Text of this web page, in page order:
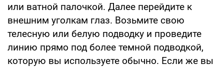
или ватной палочкой. Далее перейдите к
внешним уголкам глаз. Возьмите свою
телесную или белую подводку и проведите
линию прямо под более темной подводкой,
которую вы используете обычно. Если же вы